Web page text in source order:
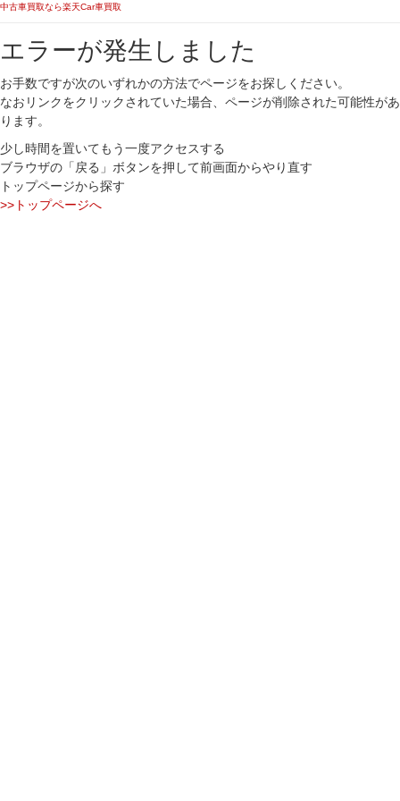
中古車買取なら楽天Car車買取
エラーが発生しました
お手数ですが次のいずれかの方法でページをお探しください。
なおリンクをクリックされていた場合、ページが削除された可能性があ
ります。
少し時間を置いてもう一度アクセスする
ブラウザの「戻る」ボタンを押して前画面からやり直す
トップページから探す
>>トップページへ